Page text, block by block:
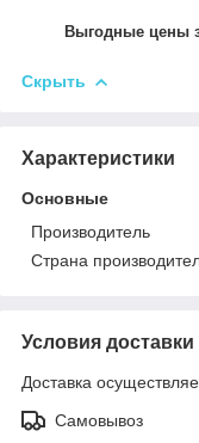
Выгодные цены
Скрыть
Характеристики
Основные
Производитель
Страна
Условия доставки
Доставка
Самовывоз